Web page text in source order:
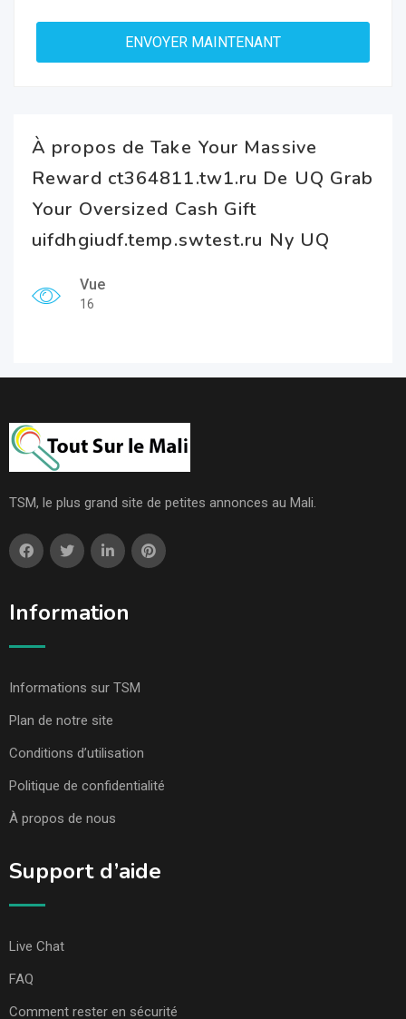
À propos de Take Your Massive
Reward ct364811.tw1.ru De UQ Grab
Your Oversized Cash Gift
uifdhgiudf.temp.swtest.ru Ny UQ
Vue
16
TSM, le plus grand site de petites annonces au Mali.
Information
Informations sur TSM
Plan de notre site
Conditions d’utilisation
Politique de confidentialité
À propos de nous
Support d’aide
Live Chat
FAQ
Comment rester en sécurité